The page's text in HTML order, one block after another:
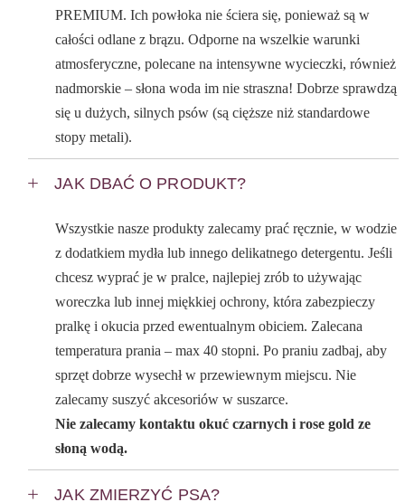
PREMIUM. Ich powłoka nie ściera się, ponieważ są w
całości odlane z brązu. Odporne na wszelkie warunki
atmosferyczne, polecane na intensywne wycieczki, również
nadmorskie – słona woda im nie straszna! Dobrze sprawdzą
się u dużych, silnych psów (są cięższe niż standardowe
stopy metali).
JAK DBAĆ O PRODUKT?
Wszystkie nasze produkty zalecamy prać ręcznie, w wodzie
z dodatkiem mydła lub innego delikatnego detergentu. Jeśli
chcesz wyprać je w pralce, najlepiej zrób to używając
woreczka lub innej miękkiej ochrony, która zabezpieczy
pralkę i okucia przed ewentualnym obiciem. Zalecana
temperatura prania – max 40 stopni. Po praniu zadbaj, aby
sprzęt dobrze wysechł w przewiewnym miejscu. Nie
zalecamy suszyć akcesoriów w suszarce.
Nie zalecamy kontaktu okuć czarnych i rose gold ze
słoną wodą.
JAK ZMIERZYĆ PSA?